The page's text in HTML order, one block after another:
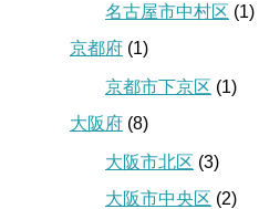
名古屋市中村区 (1)
京都府 (1)
京都市下京区 (1)
大阪府 (8)
大阪市北区 (3)
大阪市中央区 (2)